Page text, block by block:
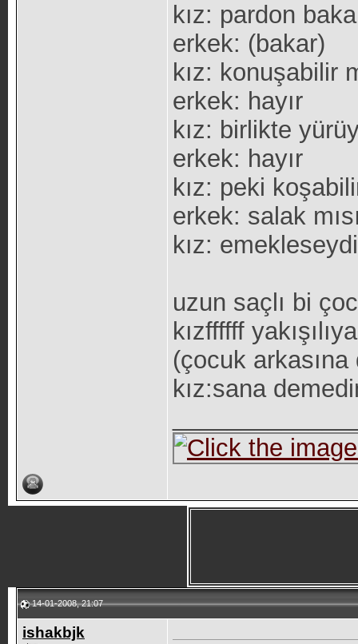
kız: pardon
erkek: (bakar)
kız: konuşabilir
erkek: hayır
kız: birlikte
erkek: hayır
kız: peki
erkek: salak
kız:
uzun saçlı bi
kızffffff
(çocuk arkasına
kız:sana
14-01-2008, 21:07
ishakbjk